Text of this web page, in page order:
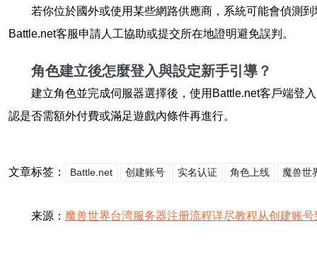
若你位於國外或使用某些網路供應商，系統可能會偵測
Battle.net客服申請人工協助或提交所在地證明避免誤判。
角色建立後怎麼登入與設定新手引導？
建立角色並完成伺服器選擇後，使用Battle.net客戶端登
認是否需額外付費或滿足遊戲內條件再進行。
文章标签： Battle.net 创建账号 实名认证 角色上线 魔兽世
来源： 魔兽世界台湾服务器注册流程详尽教程从创建账